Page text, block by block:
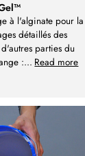
à l'alginate pour la
détaillés des
parties du
:... Read more